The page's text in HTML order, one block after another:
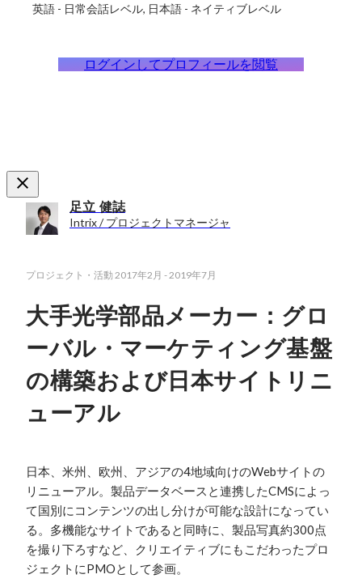
英語 - 日常会話レベル 日本語 - ネイティブレベル
ログインしてプロフィールを閲覧
足立 健誌
Intrix / プロジェクトマネージャ
プロジェクト・活動 2017年2月 -2019年7月
大手光学部品メーカー：グロ
ーバル・マーケティング基盤
の構築および日本サイトリニ
ューアル
日本、米州、欧州、アジアの4地域向けのWebサイトの
リニューアル。製品データベースと連携したCMSによっ
て国別にコンテンツの出し分けが可能な設計になってい
る。多機能なサイトであると同時に、製品写真約300点
を撮り下ろすなど、クリエイティブにもこだわったプロ
ジェクトにPMOとして参画。